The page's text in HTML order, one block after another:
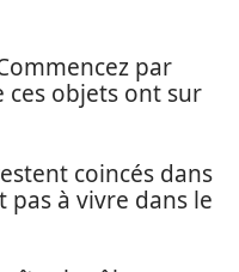
par
ces objets ont sur
coincés dans
pas à vivre dans le